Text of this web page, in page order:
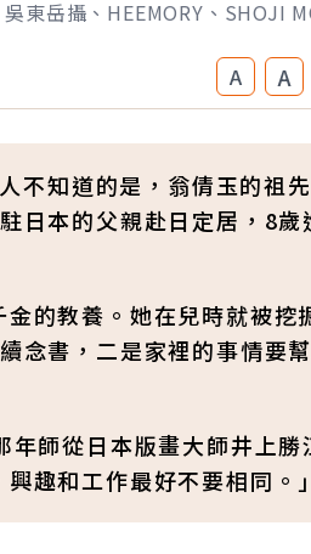
吳東岳攝、HEEMORY、SHOJI
A A
不知道的是，翁倩玉的祖
日本的父親赴日定居，8歲
的教養。她在兒時就被挖
念書，二是家裡的事情要
師從日本版畫大師井上
趣和工作最好不要相同。」